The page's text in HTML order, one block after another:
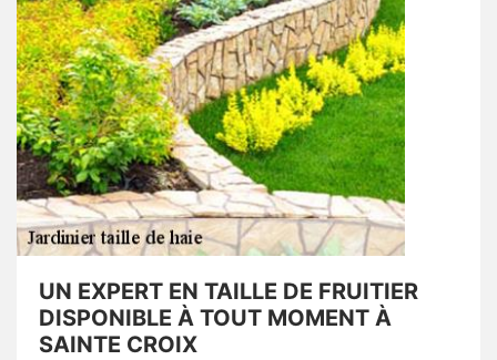
UN EXPERT EN TAILLE DE FRUITIER
DISPONIBLE À TOUT MOMENT À
SAINTE CROIX